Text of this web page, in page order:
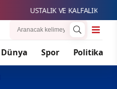
USTALIK VE KALFALIK SINAV
Dünya Spor Politika